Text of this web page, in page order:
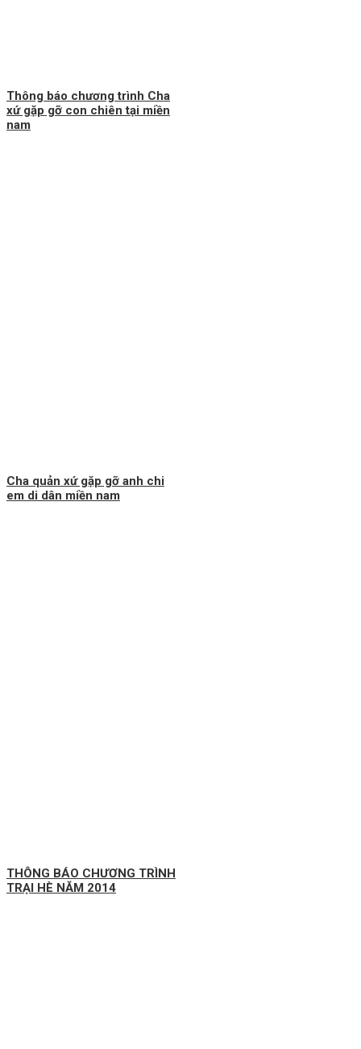
Thông báo chương trình Cha
xứ gặp gỡ con chiên tại miền
nam
Cha quản xứ gặp gỡ anh chi
em di dân miền nam
THÔNG BÁO CHƯƠNG TRÌNH
TRẠI HÈ NĂM 2014